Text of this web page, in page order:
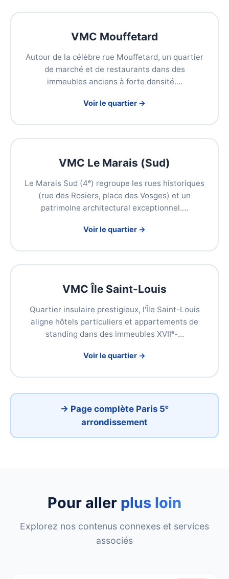
VMC Mouffetard
Autour de la célèbre rue Mouffetard, un quartier
de marché et de restaurants dans des
immeubles anciens à forte densité.…
Voir le quartier →
VMC Le Marais (Sud)
Le Marais Sud (4ᵉ) regroupe les rues historiques
(rue des Rosiers, place des Vosges) et un
patrimoine architectural exceptionnel.…
Voir le quartier →
VMC Île Saint-Louis
Quartier insulaire prestigieux, l'Île Saint-Louis
aligne hôtels particuliers et appartements de
standing dans des immeubles XVIIᵉ-…
Voir le quartier →
→ Page complète Paris 5ᵉ
arrondissement
Pour aller plus loin
Explorez nos contenus connexes et services
associés